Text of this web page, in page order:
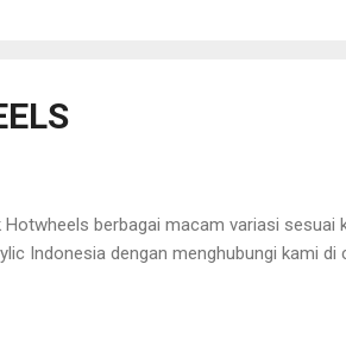
Hotwheels berbagai macam variasi sesuai
Indonesia dengan menghubungi kami